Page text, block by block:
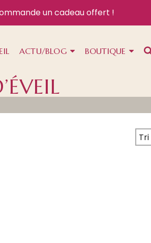
un cadeau offert !
ACTU/BLOG BOUTIQUE